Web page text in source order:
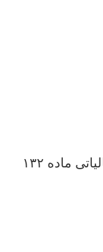
نحوه استفاده از مشوق های مالیاتی ماده ۱۳۲